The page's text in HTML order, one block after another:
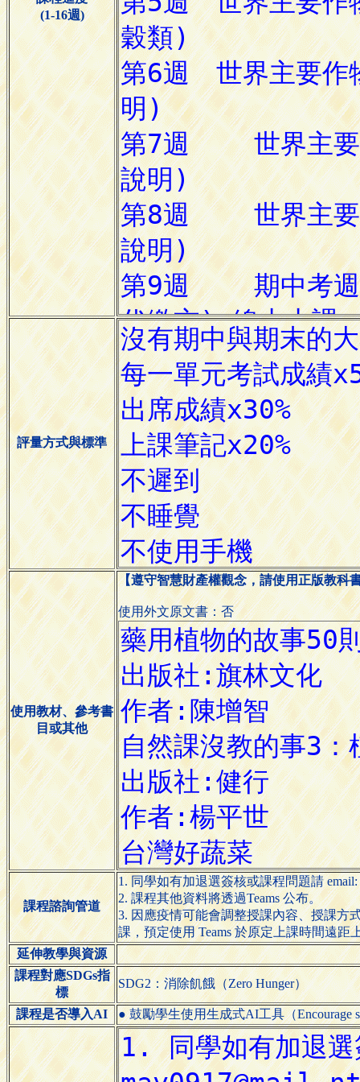
(1-16週)
評量方式與標準
使用教材、參考書
目或其他
【遵守智慧財產權觀念，請使用正版教科
使用外文原文書：否
課程諮詢管道
1. 同學如有加退選簽核或課程問題請
2. 課程其他資料將透過Teams 公布。
3. 因應疫情可能會調整授課內容、授課方
課，預定使用 Teams 於原定上課時間遠距
延伸教學與資源
課程對應SDGs指
標
SDG2：消除飢餓（Zero Hunger）
課程是否導入AI ● 鼓勵學生使用生成式AI工具（Encourage